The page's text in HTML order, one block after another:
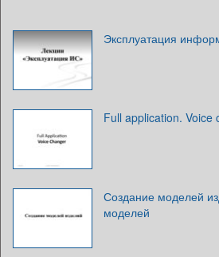
Эксплуатация
Full application. Voice
Создание моделей
моделей